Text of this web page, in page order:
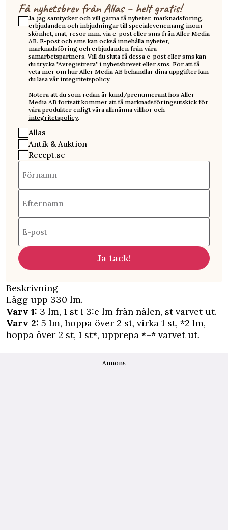
Få nyhetsbrev från Allas – helt gratis!
Ja, jag samtycker och vill gärna få nyheter, marknadsföring,
erbjudanden och inbjudningar till specialevenemang inom
skönhet, mat, resor mm. via e-post eller sms från Aller Media
AB. E-post och sms kan också innehålla nyheter,
marknadsföring och erbjudanden från våra
samarbetspartners. Vill du sluta få dessa e-post eller sms kan
du trycka "Avregistrera" i nyhetsbrevet eller sms. För att få
veta mer om hur Aller Media AB behandlar dina uppgifter kan
du läsa vår integritetspolicy.
Notera att du som redan är kund/prenumerant hos Aller
Media AB fortsatt kommer att få marknadsföringsutskick för
våra produkter enligt våra allmänna villkor och
integritetspolicy.
Allas
Antik & Auktion
Recept.se
Förnamn
Efternamn
E-post
Ja tack!
Beskrivning
Lägg upp 330 lm.
Varv 1: 3 lm, 1 st i 3:e lm från nålen, st varvet ut.
Varv 2: 5 lm, hoppa över 2 st, virka 1 st, *2 lm,
hoppa över 2 st, 1 st*, upprepa *–* varvet ut.
Annons